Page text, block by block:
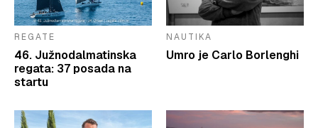
REGATE
46. Južnodalmatinska
regata: 37 posada na
startu
NAUTIKA
Umro je Carlo Borlenghi